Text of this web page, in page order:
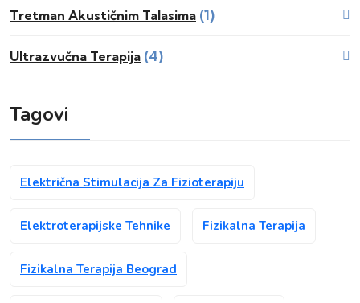
Tretman Akustičnim Talasima (1)
Ultrazvučna Terapija (4)
Tagovi
Električna Stimulacija Za Fizioterapiju
Elektroterapijske Tehnike Fizikalna Terapija
Fizikalna Terapija Beograd